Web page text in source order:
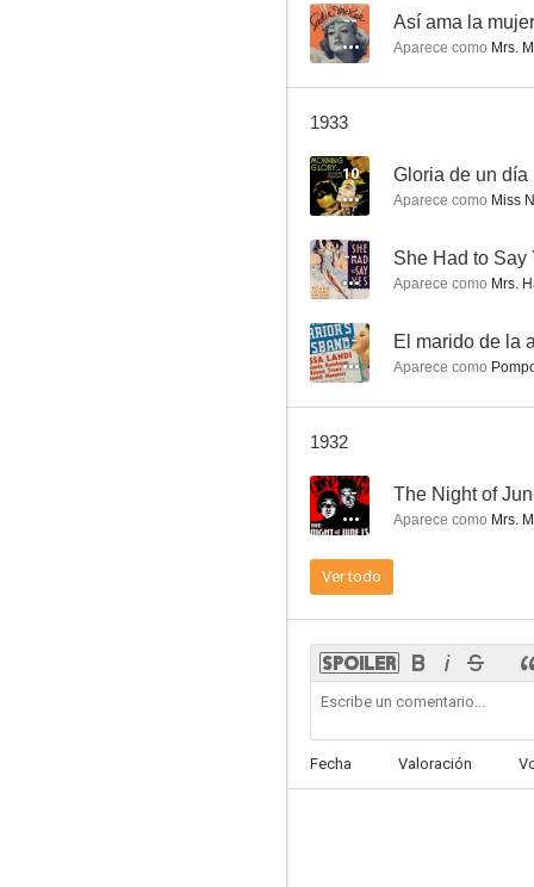
She's My Weakness
Abraham Lincoln
--
-- Así ama la mujer
Aparece como Mrs.
1933
10 Gloria de un día
Aparece como Miss
-- She Had to Say
Aparece como Mrs.
-- El marido de la
Aparece como
1932
-- The Night of
Aparece como Mrs.
Ver todo
Fecha Valoración